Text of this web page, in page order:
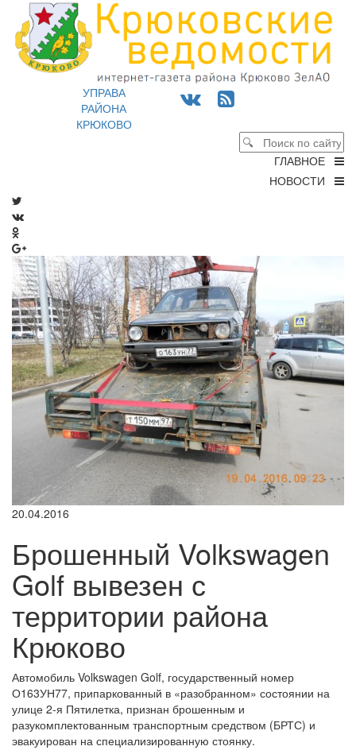
УПРАВА
РАЙОНА
КРЮКОВО
ГЛАВНОЕ
НОВОСТИ
20.04.2016
Брошенный Volkswagen
Golf вывезен с
территории района
Крюково
Автомобиль Volkswagen Golf, государственный номер
О163УН77, припаркованный в «разобранном» состоянии на
улице 2-я Пятилетка, признан брошенным и
разукомплектованным транспортным средством (БРТС) и
эвакуирован на специализированную стоянку.